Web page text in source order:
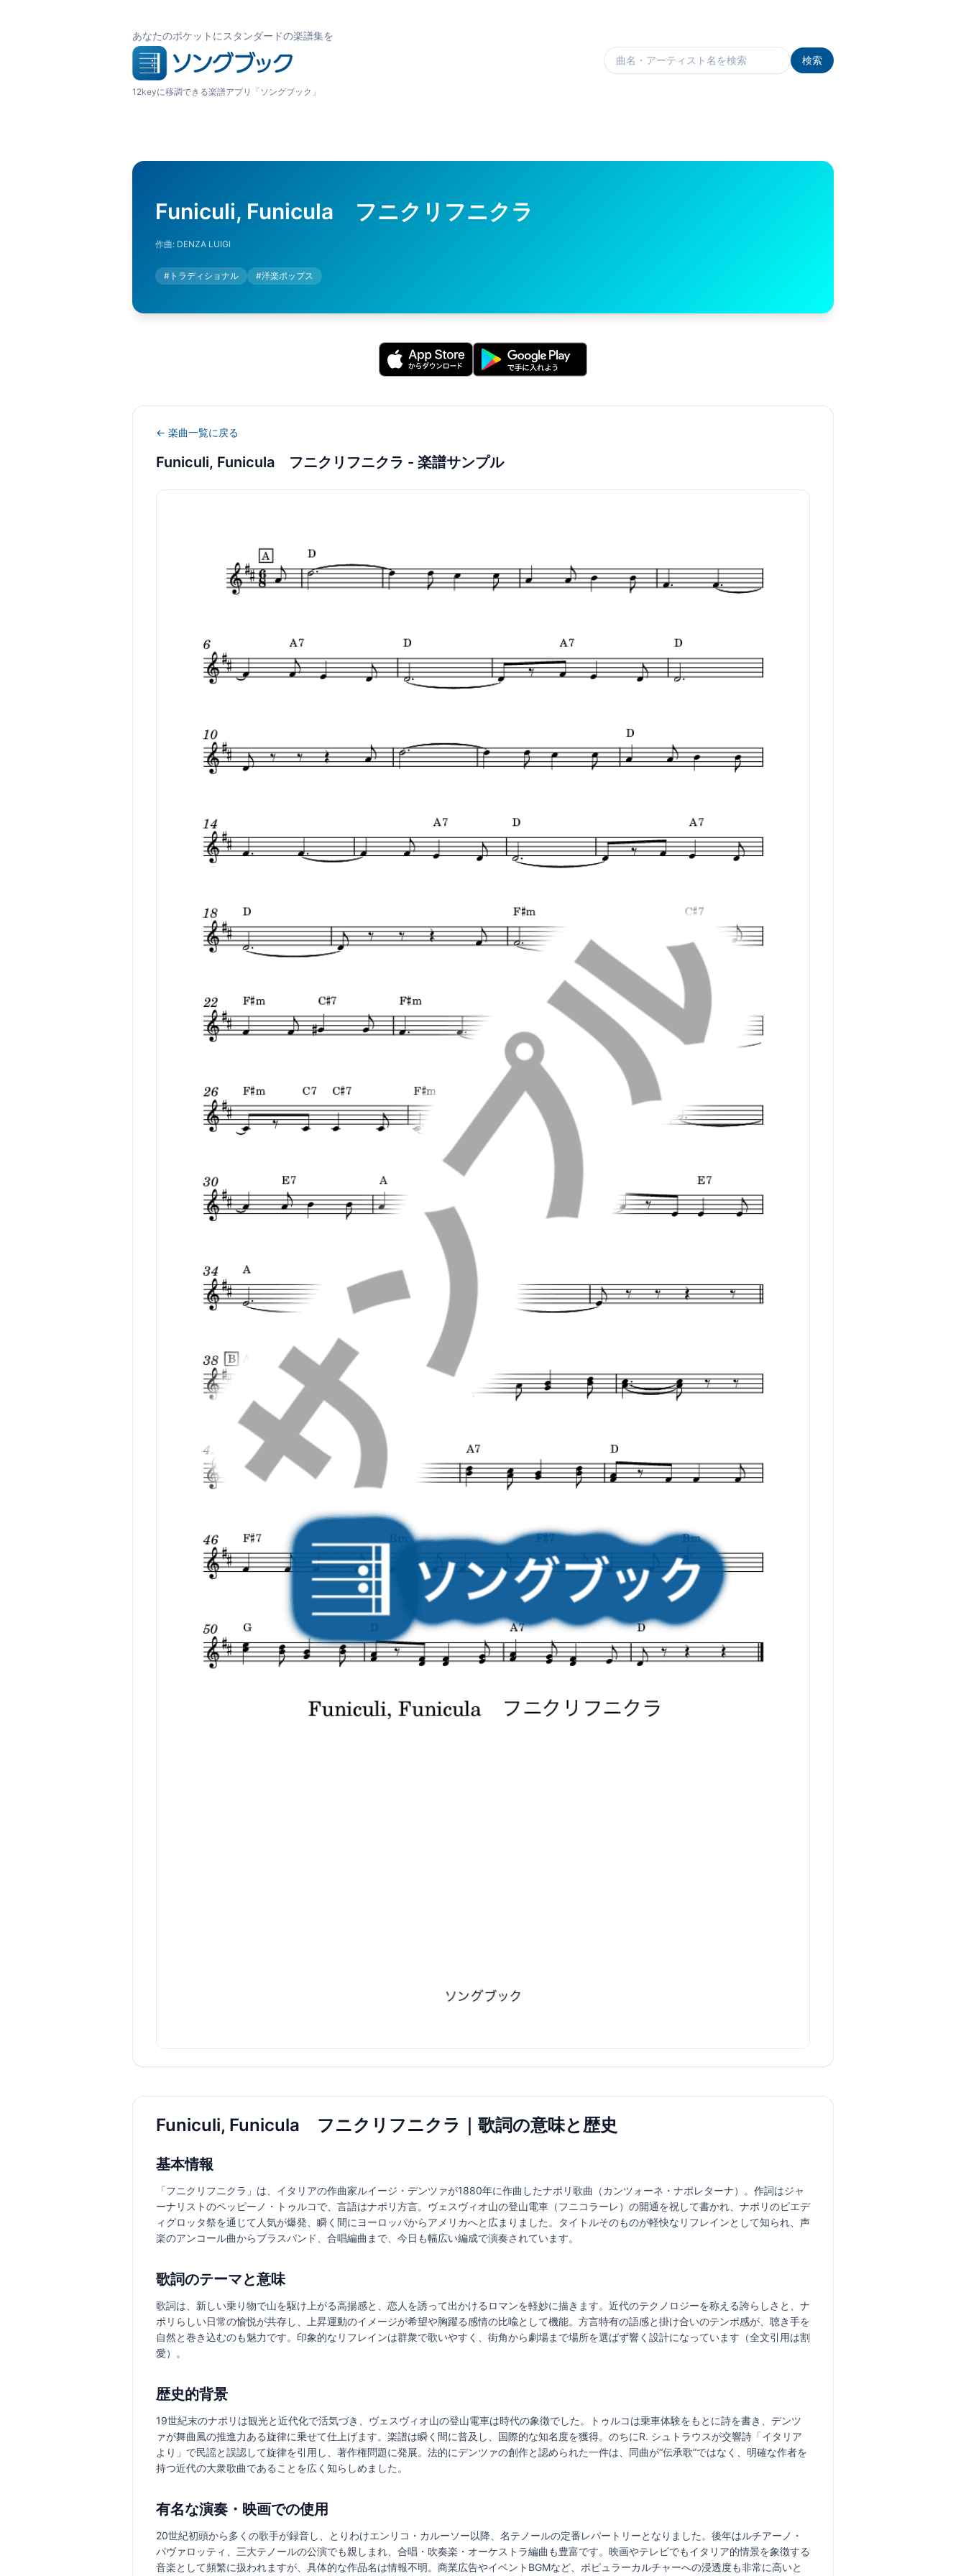
あなたのポケットにスタンダードの楽譜集を
12keyに移調できる楽譜アプリ「ソングブック」
楽曲を検索
検索
Funiculi, Funicula フニクリフニクラ
作曲: DENZA LUIGI
# トラディショナル #洋楽ポップス
← 楽曲一覧に戻る
Funiculi, Funicula フニクリフニクラ - 楽譜サンプル
Funiculi, Funicula フニクリフニクラ｜歌詞の意味と歴史
基本情報
「フニクリフニクラ」は、イタリアの作曲家ルイージ・デンツァが1880年に作曲したナポリ歌曲（カンツォーネ・ナポレターナ）。作詞はジャ
ーナリストのペッピーノ・トゥルコで、言語はナポリ方言。ヴェスヴィオ山の登山電車（フニコラーレ）の開通を祝して書かれ、ナポリのピエデ
ィグロッタ祭を通じて人気が爆発、瞬く間にヨーロッパからアメリカへと広まりました。タイトルそのものが軽快なリフレインとして知られ、声
楽のアンコール曲からブラスバンド、合唱編曲まで、今日も幅広い編成で演奏されています。
歌詞のテーマと意味
歌詞は、新しい乗り物で山を駆け上がる高揚感と、恋人を誘って出かけるロマンを軽妙に描きます。近代のテクノロジーを称える誇らしさと、ナ
ポリらしい日常の愉悦が共存し、上昇運動のイメージが希望や胸躍る感情の比喩として機能。方言特有の語感と掛け合いのテンポ感が、聴き手を
自然と巻き込むのも魅力です。印象的なリフレインは群衆で歌いやすく、街角から劇場まで場所を選ばず響く設計になっています（全文引用は割
愛）。
歴史的背景
19世紀末のナポリは観光と近代化で活気づき、ヴェスヴィオ山の登山電車は時代の象徴でした。トゥルコは乗車体験をもとに詩を書き、デンツ
ァが舞曲風の推進力ある旋律に乗せて仕上げます。楽譜は瞬く間に普及し、国際的な知名度を獲得。のちにR. シュトラウスが交響詩「イタリア
より」で民謡と誤認して旋律を引用し、著作権問題に発展。法的にデンツァの創作と認められた一件は、同曲が“伝承歌”ではなく、明確な作者を
持つ近代の大衆歌曲であることを広く知らしめました。
有名な演奏・映画での使用
20世紀初頭から多くの歌手が録音し、とりわけエンリコ・カルーソー以降、名テノールの定番レパートリーとなりました。後年はルチアーノ・
パヴァロッティ、三大テノールの公演でも親しまれ、合唱・吹奏楽・オーケストラ編曲も豊富です。映画やテレビでもイタリア的情景を象徴する
音楽として頻繁に扱われますが、具体的な作品名は情報不明。商業広告やイベントBGMなど、ポピュラーカルチャーへの浸透度も非常に高いと